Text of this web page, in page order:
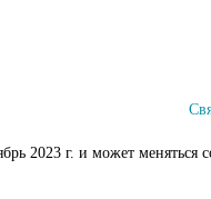
2023 г. и может